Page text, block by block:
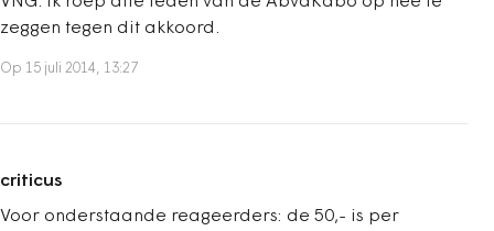
zeggen tegen dit akkoord.
Op 15 juli 2014, 13:27
criticus
Voor onderstaande reageerders: de 50,- is per